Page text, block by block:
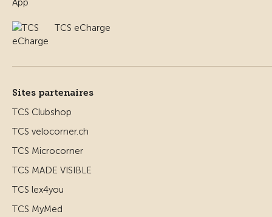
TCS eCharge
Sites partenaires
TCS Clubshop
TCS velocorner.ch
TCS Microcorner
TCS MADE VISIBLE
TCS lex4you
TCS MyMed